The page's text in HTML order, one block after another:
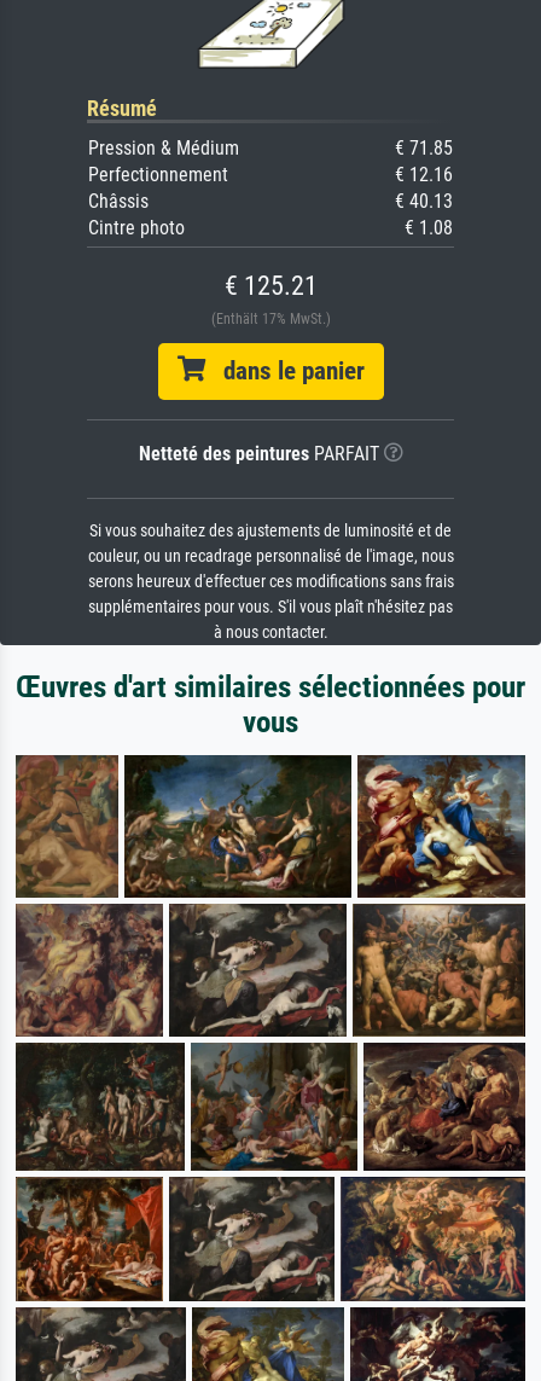
Résumé
Pression & Médium
€ 71.85
Perfectionnement
€ 12.16
Châssis
€ 40.13
Cintre photo
€ 1.08
€ 125.21
(Enthält 17% MwSt.)
dans le panier
Netteté des peinturesPARFAIT
Si vous souhaitez des ajustements de luminosité et de
couleur, ou un recadrage personnalisé de l'image, nous
serons heureux d'effectuer ces modifications sans frais
supplémentaires pour vous. S'il vous plaît n'hésitez pas
à nous contacter.
Œuvres d'art similaires sélectionnées pour
vous